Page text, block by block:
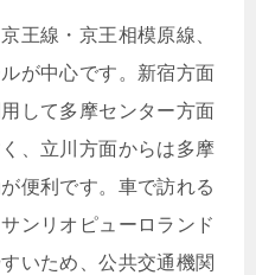
王線・京王相模原線、
が中心です。新宿方面
して多摩センター方面
、立川方面からは多摩
便利です。車で訪れる
ンリオピューロランド
いため、公共交通機関